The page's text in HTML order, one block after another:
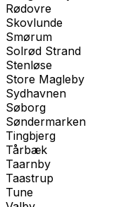
Rødovre
Skovlunde
Smørum
Solrød Strand
Stenløse
Store Magleby
Sydhavnen
Søborg
Søndermarken
Tingbjerg
Tårbæk
Taarnby
Taastrup
Tune